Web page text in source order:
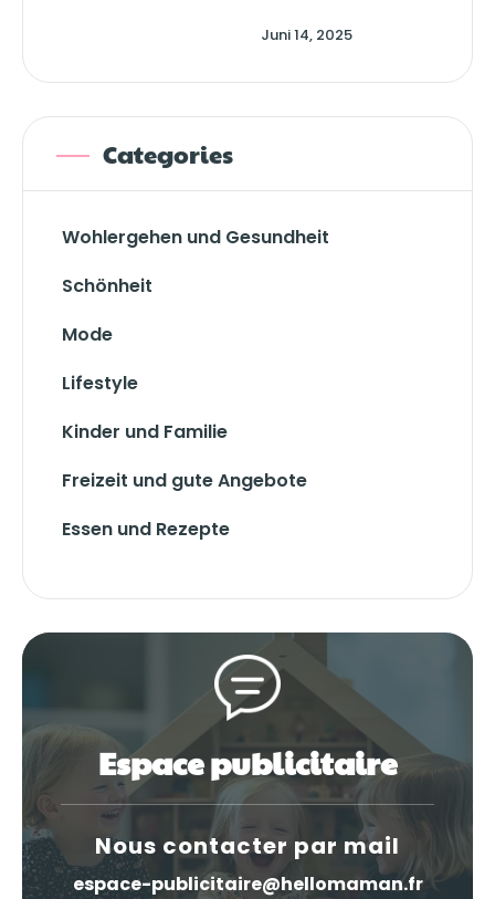
Juni 14, 2025
Categories
Wohlergehen und Gesundheit
Schönheit
Mode
Lifestyle
Kinder und Familie
Freizeit und gute Angebote
Essen und Rezepte
Espace publicitaire
Nous contacter par mail
espace-publicitaire@hellomaman.fr